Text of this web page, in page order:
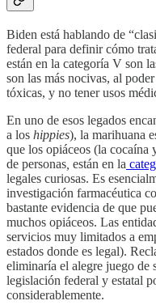
Biden está hablando de
federal para definir cómo
están en la categoría V son
son las más nocivas, al
tóxicas, y no tener usos
En uno de esos legados
a los hippies), la marihuana
que los opiáceos (la cocaína
de personas están en la
legales curiosas. Es
investigación farmacéutica
bastante evidencia de que
muchos opiáceos. Las
servicios muy limitados a
estados donde es legal).
eliminaría el alegre juego de
legislación federal y estatal
considerablemente.